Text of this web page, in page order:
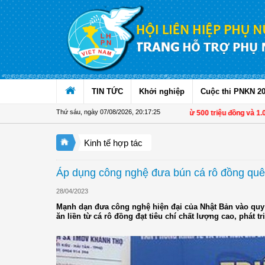
Truy cập nội dung luôn
TIN TỨC Khởi nghiệp Cuộc thi PNKN
Thứ sáu, ngày 07/08/2026 20:17:26
Từ 1/11, chuyển tiền từ 500 triệu đồng và 1.000
Kinh tế hợp tác
Áp dụng công nghệ đưa bún cá rô đồng
28/04/2023
Mạnh dạn đưa công nghệ hiện đại của Nhật Bản vào
ăn liền từ cá rô đồng đạt tiêu chí chất lượng cao, phát